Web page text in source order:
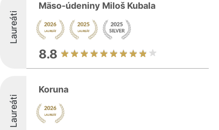
Laureáti
Mäso-údeniny Miloš Kubala
8.8
Laureáti
Koruna